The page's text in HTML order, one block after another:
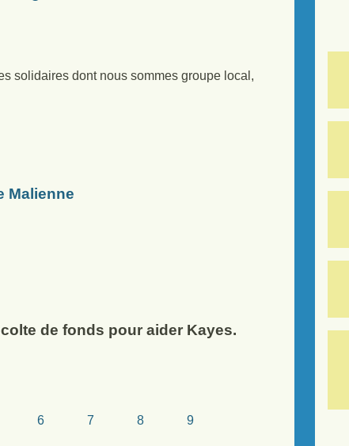
solidaires dont nous sommes groupe local,
Malienne
de fonds pour aider Kayes.
6 7 8 9